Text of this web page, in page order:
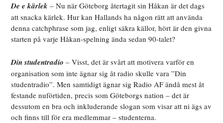
De e kärlek – Nu när Göteborg återtagit sin Håkan är det dags
att snacka kärlek. Hur kan Hallands ha någon rätt att använda
denna catchphrase som jag, enligt säkra källor, hört är den givna
starten på varje Håkan-spelning ända sedan 90-talet?
Din studentradio – Visst, det är svårt att motivera varför en
organisation som inte ägnar sig åt radio skulle vara ”Din
studentradio”. Men samtidigt ägnar sig Radio AF ändå mest åt
festande nuförtiden, precis som Göteborgs nation – det är
dessutom en bra och inkluderande slogan som visar att ni ägs av
och finns till för era medlemmar – studenterna.